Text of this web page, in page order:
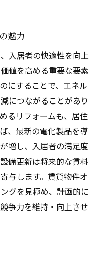
魅力
入居者の快適性を向上
値を高める重要な要素
にすることで、エネル
につながることがあり
るリフォームも、居住
、最新の電化製品を導
増し、入居者の満足度
備更新は将来的な賃料
与します。賃貸物件オ
グを見極め、計画的に
争力を維持・向上させ